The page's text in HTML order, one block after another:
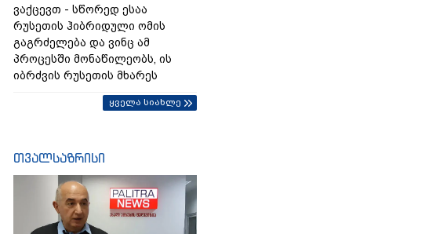
ვაქცევთ - სწორედ ესაა
რუსეთის ჰიბრიდული ომის
გაგრძელება და ვინც ამ
პროცესში მონაწილეობს, ის
იბრძვის რუსეთის მხარეს
ყველა სიახლე
თვალსაზრისი